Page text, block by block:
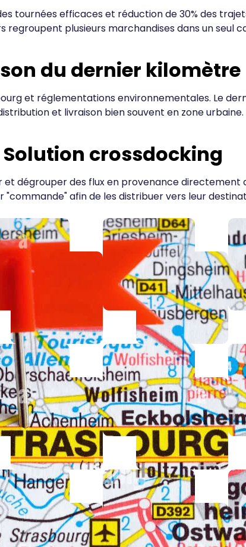
tournées efficaces et réduction de 30% des
regroupent plusieurs marchandises dans un seul
du dernier kilomètre
et réglementations environnementales. Le
et livraison bien souvent en zone urbaine.
Solution crossdocking
dégrouper des flux en provenance directement
"commande" afin de les distribuer vers leur